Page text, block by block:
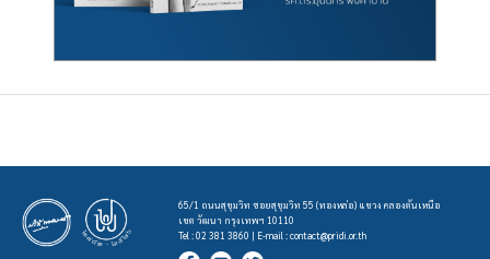
65/1 ถนนสุขุมวิท ซอยสุขุมวิท 55 (ทองหล่อ) แขวง คลองตันเหนือ
เขต วัฒนา กรุงเทพฯ 10110
Tel : 02 381 3860 | E-mail :contact@pridi.or.th